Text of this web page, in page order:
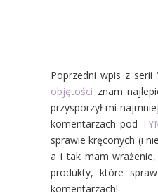
Poprzedni wpis z serii
objętości znam
przysporzył mi
komentarzach pod
sprawie kręconych (i
a i tak mam
produkty, które
komentarzach!